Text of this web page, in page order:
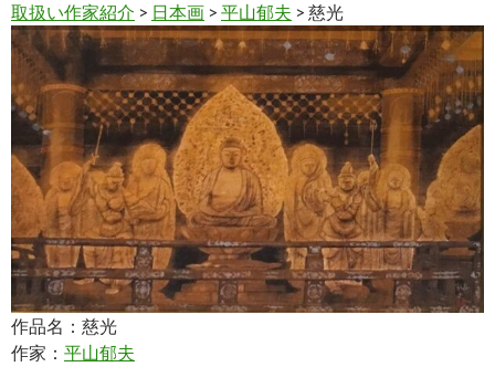
プ
取扱い作家紹介 > 日本画 > 平山郁夫 > 慈光
作品名：慈光
作家： 平山郁夫